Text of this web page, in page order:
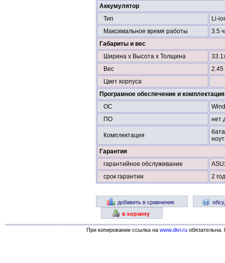
Аккумулятор
Тип
Li-
Максимальное время работы
3.5
Габариты и вес
Ширина х Высота х Толщина
Вес
2.45
Цвет корпуса
Програмное обеспечение и комплектация
ОС
ПО
нет
Комплектация
Гарантия
гарантийное обслуживание
срок гарантии
2
добавить в сравнение
в корзину
При копировании ссылка на www.divi.ru